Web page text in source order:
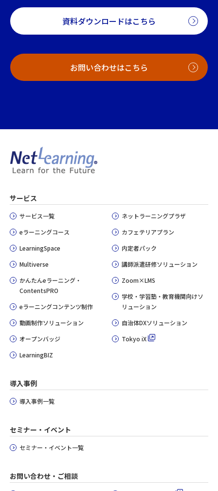
資料ダウンロードはこちら
お問い合わせはこちら
サービス
サービス一覧
eラーニングコース
LearningSpace
Multiverse
かんたんeラーニング・
ContentsPRO
eラーニングコンテンツ制作
動画制作ソリューション
オープンバッジ
LearningBIZ
ネットラーニングプラザ
カフェテリアプラン
内定者パック
講師派遣研修ソリューション
Zoom×LMS
学校・学習塾・教育機関向けソ
リューション
自治体DXソリューション
Tokyo iX
導入事例
導入事例一覧
セミナー・イベント
セミナー・イベント一覧
お問い合わせ・ご相談